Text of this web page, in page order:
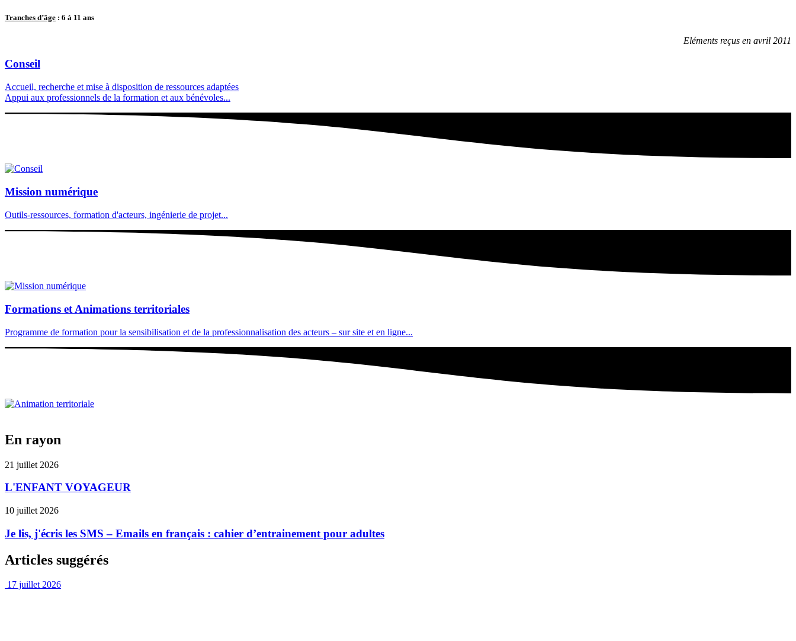
Tranches d’âge : 6 à 11 ans
Eléments reçus en avril 2011
Conseil
Accueil, recherche et mise à disposition de ressources adaptées
Appui aux professionnels de la formation et aux bénévoles...
Mission numérique
Outils-ressources, formation d'acteurs, ingénierie de projet...
Formations et Animations territoriales
Programme de formation pour la sensibilisation et de la professionnalisation des acteurs – sur site et en ligne...
En rayon
21 juillet 2026
L'ENFANT VOYAGEUR
10 juillet 2026
Je lis, j'écris les SMS – Emails en français : cahier d’entrainement pour adultes
Articles suggérés
17 juillet 2026